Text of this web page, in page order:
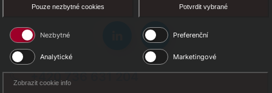
+420 736 631 204
Pouze nezbytné cookies Potvrdit vybrané
Nezbytné Preferenční
Analytické Marketingové
Zobrazit cookie info